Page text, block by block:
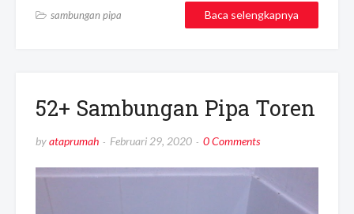
sambungan pipa Baca selengkapnya
52+ Sambungan Pipa Toren
byataprumah Februari 29, 2020 0 Comments